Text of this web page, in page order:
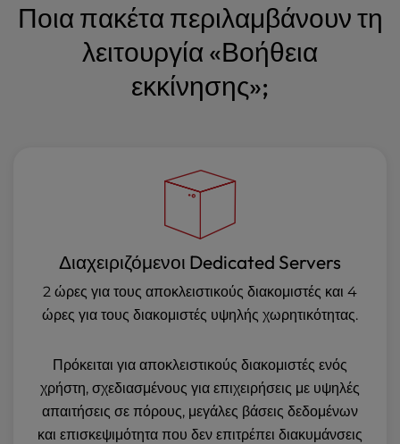
Ποια πακέτα περιλαμβάνουν τη
λειτουργία «Βοήθεια
εκκίνησης»;
Διαχειριζόμενοι Dedicated Servers
2 ώρες για τους αποκλειστικούς διακομιστές και 4
ώρες για τους διακομιστές υψηλής χωρητικότητας.
Πρόκειται για αποκλειστικούς διακομιστές ενός
χρήστη, σχεδιασμένους για επιχειρήσεις με υψηλές
απαιτήσεις σε πόρους, μεγάλες βάσεις δεδομένων
και επισκεψιμότητα που δεν επιτρέπει διακυμάνσεις